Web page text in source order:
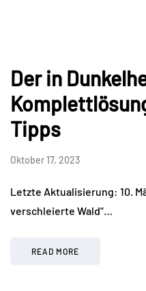
Der in
Tipps
Oktober 17, 2023
Letzte Aktualisierung: 10.
verschleierte Wald“…
READ MORE